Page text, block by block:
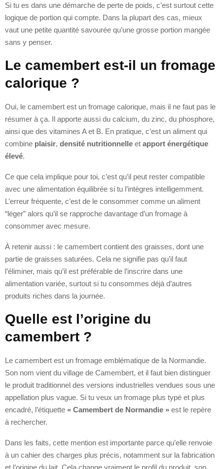
Si tu es dans une démarche de perte de poids, c’est surtout cette
logique de portion qui compte. Dans la plupart des cas, mieux
vaut une petite quantité savourée qu’une grosse portion mangée
sans y penser.
Le camembert est-il un fromage
calorique ?
Oui, le camembert est un fromage calorique, mais il ne faut pas le
résumer à ça. Il apporte aussi du calcium, du zinc, du phosphore,
ainsi que des vitamines A et B. En pratique, c’est un aliment qui
combine plaisir, densité nutritionnelle et apport énergétique
élevé.
Ce que cela implique pour toi, c’est qu’il peut rester compatible
avec une alimentation équilibrée si tu l’intègres intelligemment.
L’erreur fréquente, c’est de le consommer comme un aliment
“léger” alors qu’il se rapproche davantage d’un fromage à
consommer avec mesure.
À retenir aussi : le camembert contient des graisses, dont une
partie de graisses saturées. Cela ne signifie pas qu’il faut
l’éliminer, mais qu’il est préférable de l’inscrire dans une
alimentation variée, surtout si tu consommes déjà d’autres
produits riches dans la journée.
Quelle est l’origine du
camembert ?
Le camembert est un fromage emblématique de la Normandie.
Son nom vient du village de Camembert, et il faut bien distinguer
le produit traditionnel des versions industrielles vendues sous une
appellation plus vague. Si tu veux un fromage plus typé et plus
encadré, l’étiquette « Camembert de Normandie » est le repère
à rechercher.
Dans les faits, cette mention est importante parce qu’elle renvoie
à un cahier des charges plus précis, notamment sur la fabrication
et l’origine du lait. Cela change vraiment le profil du produit, son